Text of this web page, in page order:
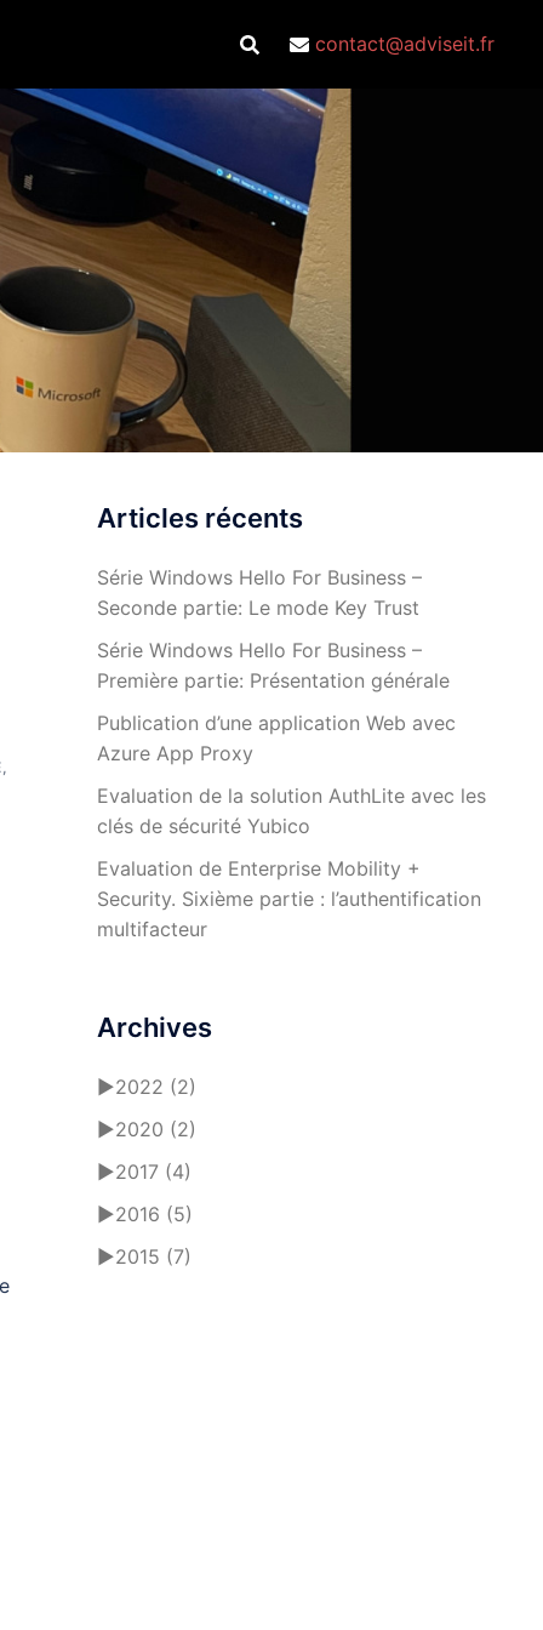
contact@adviseit.fr
,
Articles récents
Série Windows Hello For Business –
Seconde partie: Le mode Key Trust
Série Windows Hello For Business –
Première partie: Présentation générale
Publication d’une application Web avec
Azure App Proxy
Evaluation de la solution AuthLite avec les
clés de sécurité Yubico
Evaluation de Enterprise Mobility +
Security. Sixième partie : l’authentification
multifacteur
Archives
►2022 (2)
►2020 (2)
►2017 (4)
►2016 (5)
►2015 (7)